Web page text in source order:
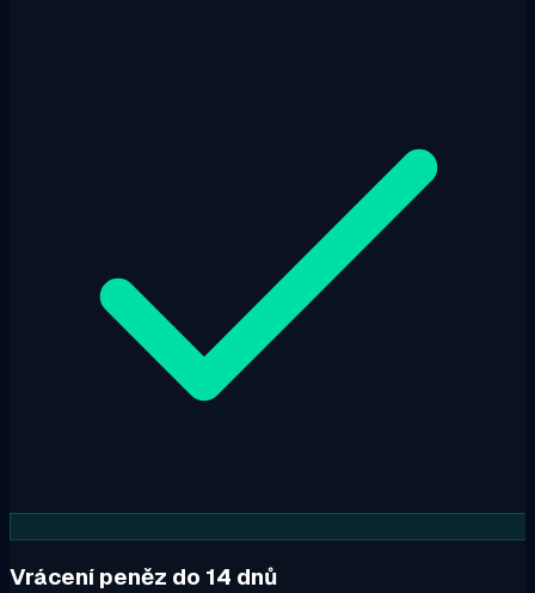
Vrácení peněz do 14 dnů